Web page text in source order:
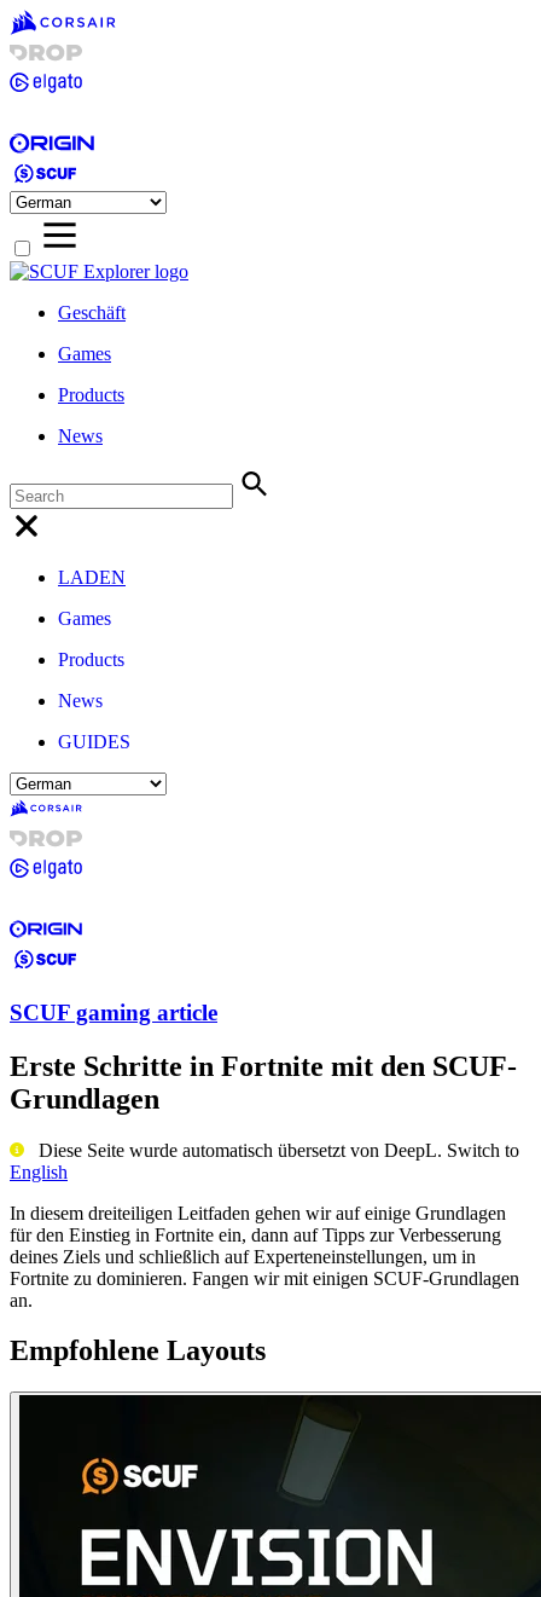
Geschäft
Games
Products
News
LADEN
Games
Products
News
GUIDES
SCUF gaming article
Erste Schritte in Fortnite mit den SCUF-
Grundlagen
Diese Seite wurde automatisch übersetzt von DeepL. Switch to
English
In diesem dreiteiligen Leitfaden gehen wir auf einige Grundlagen
für den Einstieg in Fortnite ein, dann auf Tipps zur Verbesserung
deines Ziels und schließlich auf Experteneinstellungen, um in
Fortnite zu dominieren. Fangen wir mit einigen SCUF-Grundlagen
an.
Empfohlene Layouts